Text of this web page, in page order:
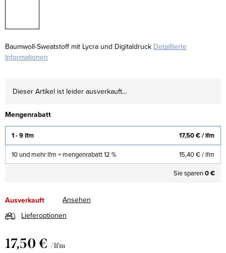
Baumwoll-Sweatstoff mit Lycra und Digitaldruck Detaillierte
Informationen
Dieser Artikel ist leider ausverkauft…
Mengenrabatt
1 - 9 lfm 17,50 €/ lfm
10 und mehr lfm = mengenrabatt 12 % 15,40 €/ lfm
Sie sparen0 €
Ausverkauft
Ansehen
Lieferoptionen
17,50 € / lfm